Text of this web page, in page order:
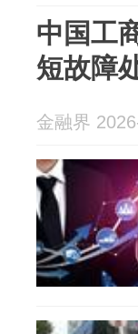
中国工
短故障
金融界